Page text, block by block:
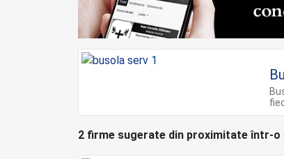
2 firme sugerate din proximitate într-o